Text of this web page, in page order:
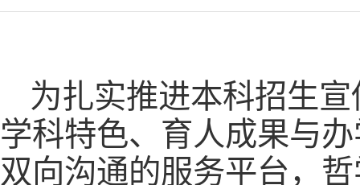
为扎实推进本科招生
学科特色、育人成果与
双向沟通的服务平台，